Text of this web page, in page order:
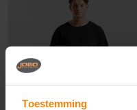
Toestemming